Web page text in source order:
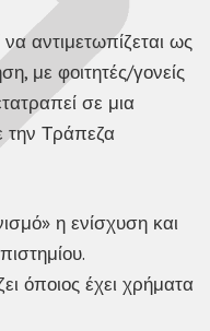
αντιμετωπίζεται ως
με φοιτητές/γονείς
σε μια
την Τράπεζα
η ενίσχυση και
όποιος έχει χρήματα